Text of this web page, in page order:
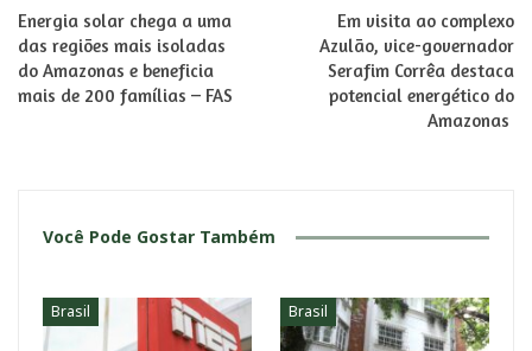
Energia solar chega a uma
das regiões mais isoladas
do Amazonas e beneficia
mais de 200 famílias – FAS
Em visita ao complexo
Azulão, vice-governador
Serafim Corrêa destaca
potencial energético do
Amazonas
Você Pode Gostar Também
Brasil Brasil